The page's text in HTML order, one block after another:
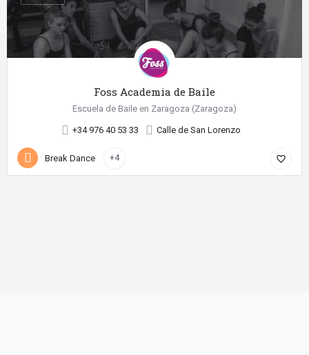
Foss Academia de Baile
Escuela de Baile en Zaragoza (Zaragoza)
+34 976 40 53 33 Calle de San Lorenzo
Break Dance +4 favorite_border